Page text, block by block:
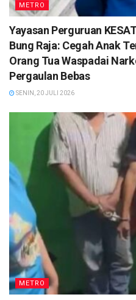
METRO
Yayasan Perguruan
Bung Raja: Cegah Anak
Orang Tua Waspadai
Pergaulan Bebas
SENIN, 20 JULI 2026
METRO